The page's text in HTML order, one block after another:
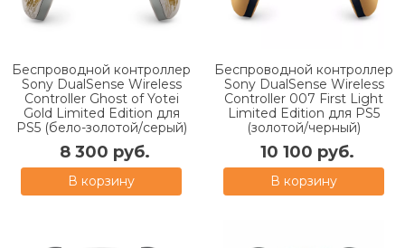
Беспроводной контроллер
Sony DualSense Wireless
Controller Ghost of Yotei
Gold Limited Edition для
PS5 (бело-золотой/серый)
8 300 руб.
В корзину
Беспроводной контроллер
Sony DualSense Wireless
Controller 007 First Light
Limited Edition для PS5
(золотой/черный)
10 100 руб.
В корзину